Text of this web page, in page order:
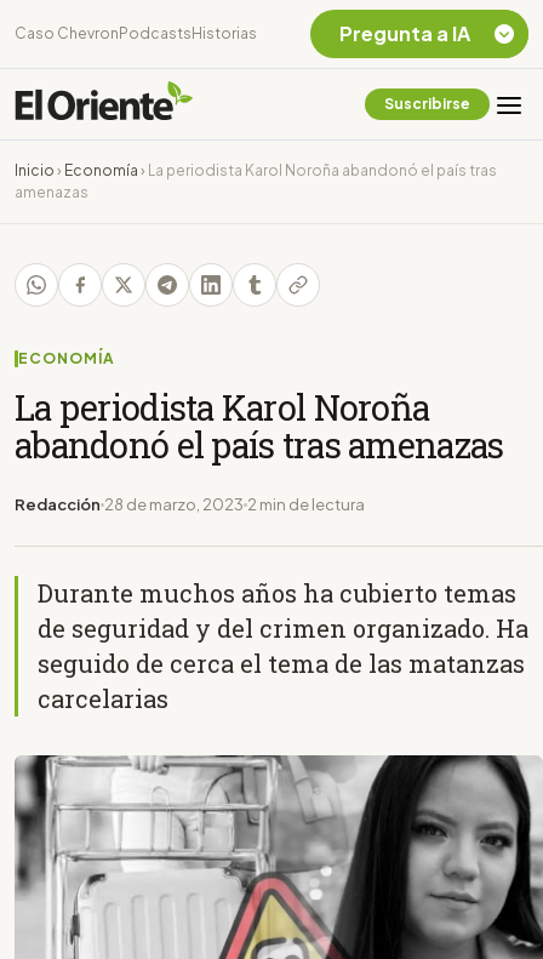
Caso Chevron Podcasts Historias
Suscribirse
Inicio › Economía ›
La periodista Karol Noroña abandonó el país tras
amenazas
ECONOMÍA
La periodista Karol Noroña
abandonó el país tras amenazas
Redacción 28 de marzo, 2023 2 min de lectura
Durante muchos años ha cubierto temas
de seguridad y del crimen organizado. Ha
seguido de cerca el tema de las matanzas
carcelarias
Pregunta a IA
Chevron Ecuador